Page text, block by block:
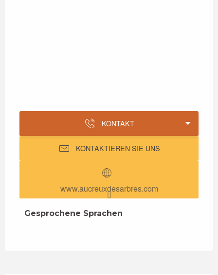
KONTAKT
KONTAKTIEREN SIE UNS
www.aucreuxdesarbres.com
Gesprochene Sprachen
Gesprochene Sprachen